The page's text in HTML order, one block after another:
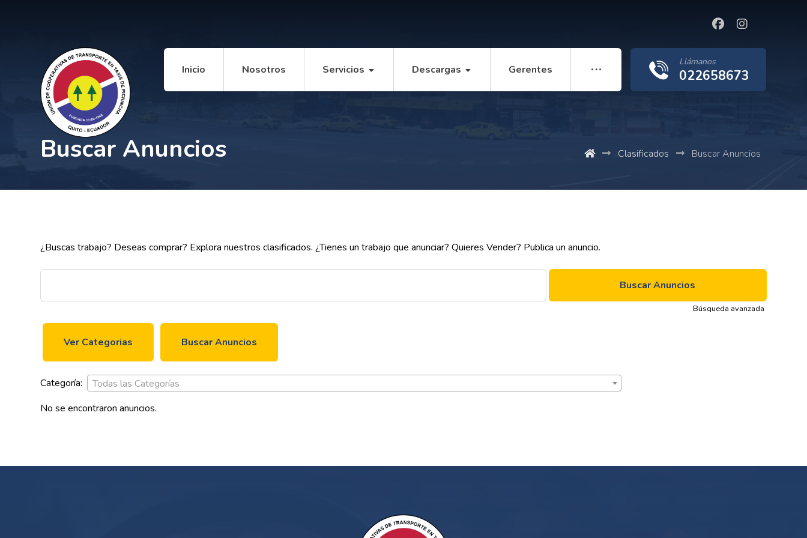
Llámanos
022658673
Inicio Nosotros Servicios Descargas Gerentes
Buscar Anuncios Clasificados Buscar Anuncios
¿Buscas trabajo? Deseas comprar? Explora nuestros clasificados. ¿Tienes un trabajo que anunciar? Quieres Vender? Publica un anuncio.
Búsqueda avanzada
Ver Categorias Buscar Anuncios
Categoría:
Todas las Categorías
No se encontraron anuncios.